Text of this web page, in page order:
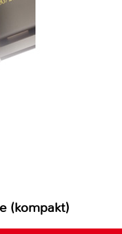
(kompakt)